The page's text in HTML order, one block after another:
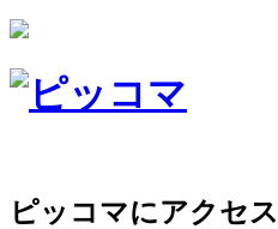
ピッコマにアクセ